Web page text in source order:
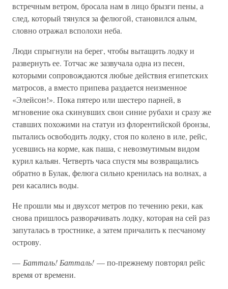
встречным ветром, бросала нам в лицо брызги пены, а
след, который тянулся за фелюгой, становился алым,
словно отражал всполохи неба.
Люди спрыгнули на берег, чтобы вытащить лодку и
развернуть ее. Тотчас же зазвучала одна из песен,
которыми сопровождаются любые действия египетских
матросов, а вместо припева раздается неизменное
«Элейсон!». Пока пятеро или шестеро парней, в
мгновение ока скинувших свои синие рубахи и сразу же
ставших похожими на статуи из флорентийской бронзы,
пытались освободить лодку, стоя по колено в иле, рейс,
усевшись на корме, как паша, с невозмутимым видом
курил кальян. Четверть часа спустя мы возвращались
обратно в Булак, фелюга сильно кренилась на волнах, а
реи касались воды.
Не прошли мы и двухсот метров по течению реки, как
снова пришлось разворачивать лодку, которая на сей раз
запуталась в тростнике, а затем причалить к песчаному
острову.
— Батталь! Батталь! — по-прежнему повторял рейс
время от времени.